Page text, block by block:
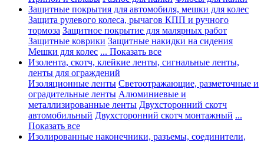
Защитные покрытия для автомобиля, мешки для колес
Защита рулевого колеса, рычагов КПП и ручного
тормоза Защитное покрытие для малярных работ
Защитные коврики Защитные накидки на сидения
Мешки для колес ... Показать все
Изолента, скотч, клейкие ленты, сигнальные ленты,
ленты для ограждений
Изоляционные ленты Светоотражающие, разметочные и
оградительные ленты Алюминиевые и
металлизированные ленты Двухсторонний скотч
автомобильный Двухсторонний скотч монтажный ...
Показать все
Изолированные наконечники, разъемы, соединители,